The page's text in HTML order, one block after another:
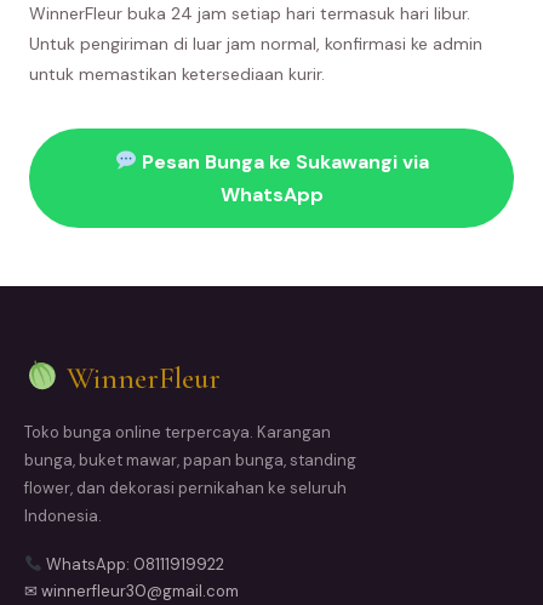
WinnerFleur buka 24 jam setiap hari termasuk hari libur.
Untuk pengiriman di luar jam normal, konfirmasi ke admin
untuk memastikan ketersediaan kurir.
Pesan Bunga ke Sukawangi via
WhatsApp
WinnerFleur
Toko bunga online terpercaya. Karangan
bunga, buket mawar, papan bunga, standing
flower, dan dekorasi pernikahan ke seluruh
Indonesia.
WhatsApp: 08111919922
✉ winnerfleur30@gmail.com